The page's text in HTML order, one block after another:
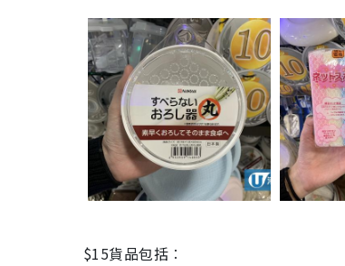
$15貨品包括︰